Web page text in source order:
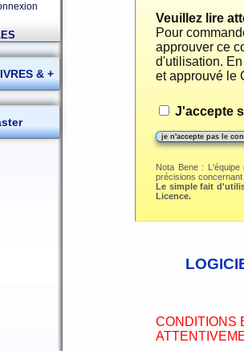
& +
Veuillez lire
Pour
approuver ce
d'utilisation.
et approuvé le
J'accepte
Nota Bene :
précisions concernant
Le simple fait
Licence.
CONDITIONS